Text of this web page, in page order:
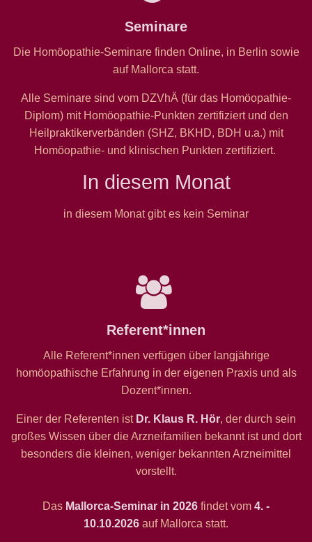
Seminare
Die Homöopathie-Seminare finden Online, in Berlin sowie
auf Mallorca statt.
Alle Seminare sind vom DZVhÄ (für das Homöopathie-
Diplom) mit Homöopathie-Punkten zertifiziert und den
Heilpraktikerverbänden (SHZ, BKHD, BDH u.a.) mit
Homöopathie- und klinischen Punkten zertifiziert.
In diesem Monat
in diesem Monat gibt es kein Seminar
Referent*innen
Alle Referent*innen verfügen über langjährige
homöopathische Erfahrung in der eigenen Praxis und als
Dozent*innen.
Einer der Referenten istDr. Klaus R. Hör, der durch sein
großes Wissen über die Arzneifamilien bekannt ist und dort
besonders die kleinen, weniger bekannten Arzneimittel
vorstellt.
Das Mallorca-Seminar in 2026 findet vom 4. -
10.10.2026 auf Mallorca statt.